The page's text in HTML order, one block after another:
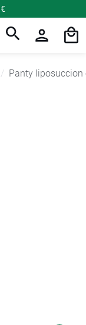
Panty liposuccion